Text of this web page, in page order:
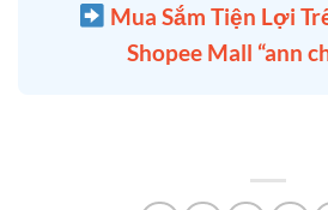
Mua Sắm Tiện Lợi
Shopee Mall “ann